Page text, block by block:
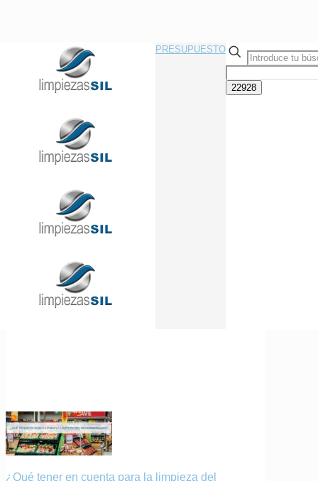
Llama Ahora Sin Compromiso
91 433 08 95
PRESUPUESTO
Limpieza de zonas
¿Qué tener en cuenta para la limpieza del